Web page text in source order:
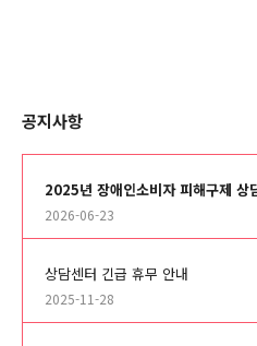
공지사항
2025년 장애인소비자 피해구제 상
2026-06-23
상담센터 긴급 휴무 안내
2025-11-28